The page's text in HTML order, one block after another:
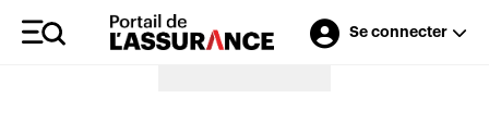
Se connecter
Merci à nos annonceurs